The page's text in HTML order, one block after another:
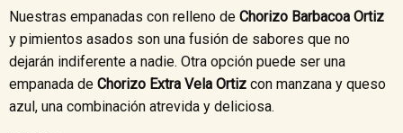
Nuestras empanadas con relleno de Chorizo Barbacoa Ortiz
y pimientos asados son una fusión de sabores que no
dejarán indiferente a nadie. Otra opción puede ser una
empanada de Chorizo Extra Vela Ortiz con manzana y queso
azul, una combinación atrevida y deliciosa.